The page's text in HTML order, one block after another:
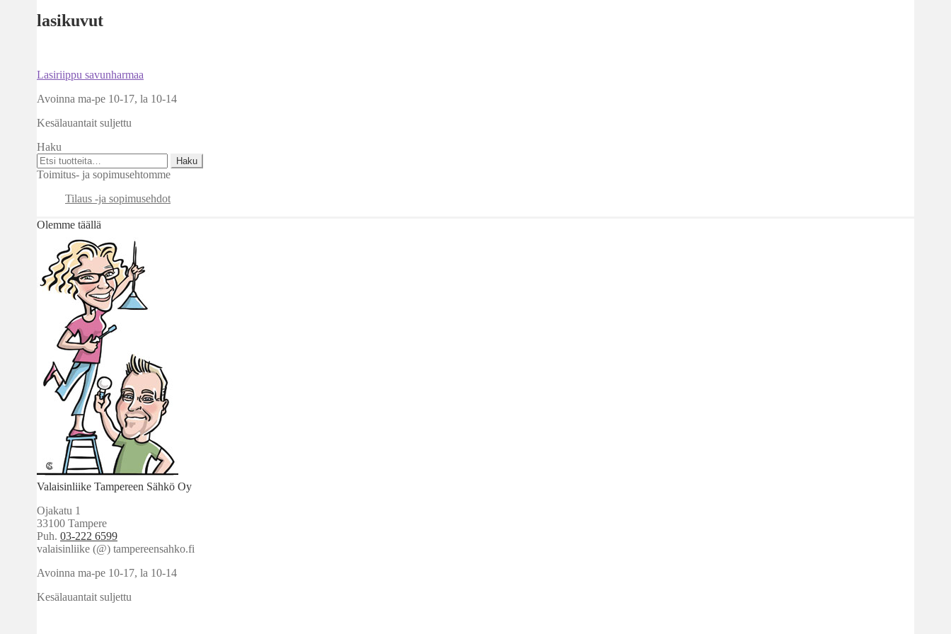
lasikuvut
Artikkelien
selaus
Edellinen
Lasiriippu savunharmaa
Avoinna ma-pe 10-17, la 10-14
Kesälauantait suljettu
Haku
Etsi:
Haku
Toimitus- ja sopimusehtomme
Tilaus -ja sopimusehdot
Olemme täällä
Valaisinliike Tampereen Sähkö Oy
Ojakatu 1
33100 Tampere
Puh. 03-222 6599
valaisinliike (@) tampereensahko.fi
Avoinna ma-pe 10-17, la 10-14
Kesälauantait suljettu